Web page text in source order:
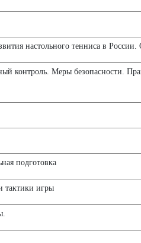
настольного тенниса в
контроль. Меры безопасности.
подготовка
тактики игры